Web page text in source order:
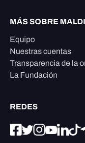
MÁS SOBRE
Equipo
Nuestras cuentas
Transparencia de la
La Fundación
REDES